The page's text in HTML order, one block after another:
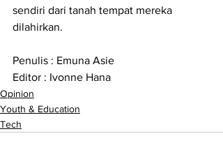
sendiri dari tanah tempat mereka
dilahirkan.
Penulis : Emuna Asie
Editor : Ivonne Hana
Opinion
Youth & Education
Tech